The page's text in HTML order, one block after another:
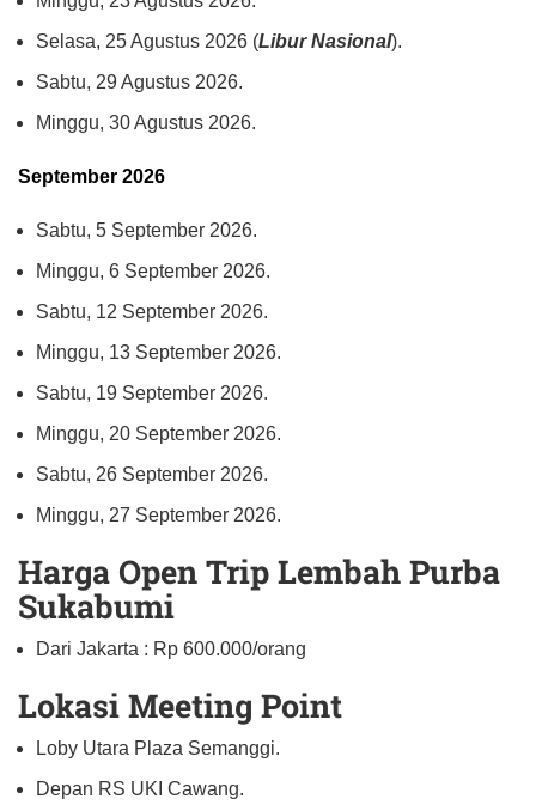
Selasa, 25 Agustus 2026 (Libur Nasional).
Sabtu, 29 Agustus 2026.
Minggu, 30 Agustus 2026.
September 2026
Sabtu, 5 September 2026.
Minggu, 6 September 2026.
Sabtu, 12 September 2026.
Minggu, 13 September 2026.
Sabtu, 19 September 2026.
Minggu, 20 September 2026.
Sabtu, 26 September 2026.
Minggu, 27 September 2026.
Harga Open Trip Lembah Purba
Sukabumi
Dari Jakarta : Rp 600.000/orang
Lokasi Meeting Point
Loby Utara Plaza Semanggi.
Depan RS UKI Cawang.